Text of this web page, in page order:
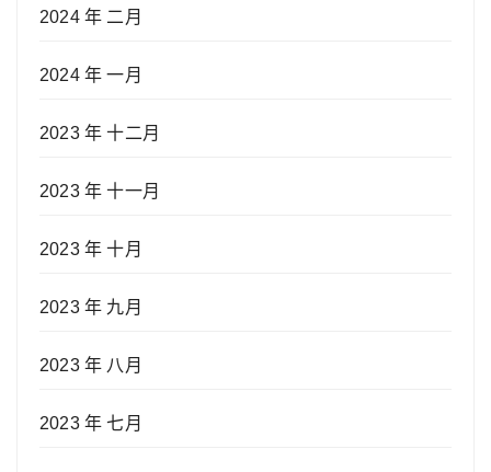
2024 年 二月
2024 年 一月
2023 年 十二月
2023 年 十一月
2023 年 十月
2023 年 九月
2023 年 八月
2023 年 七月